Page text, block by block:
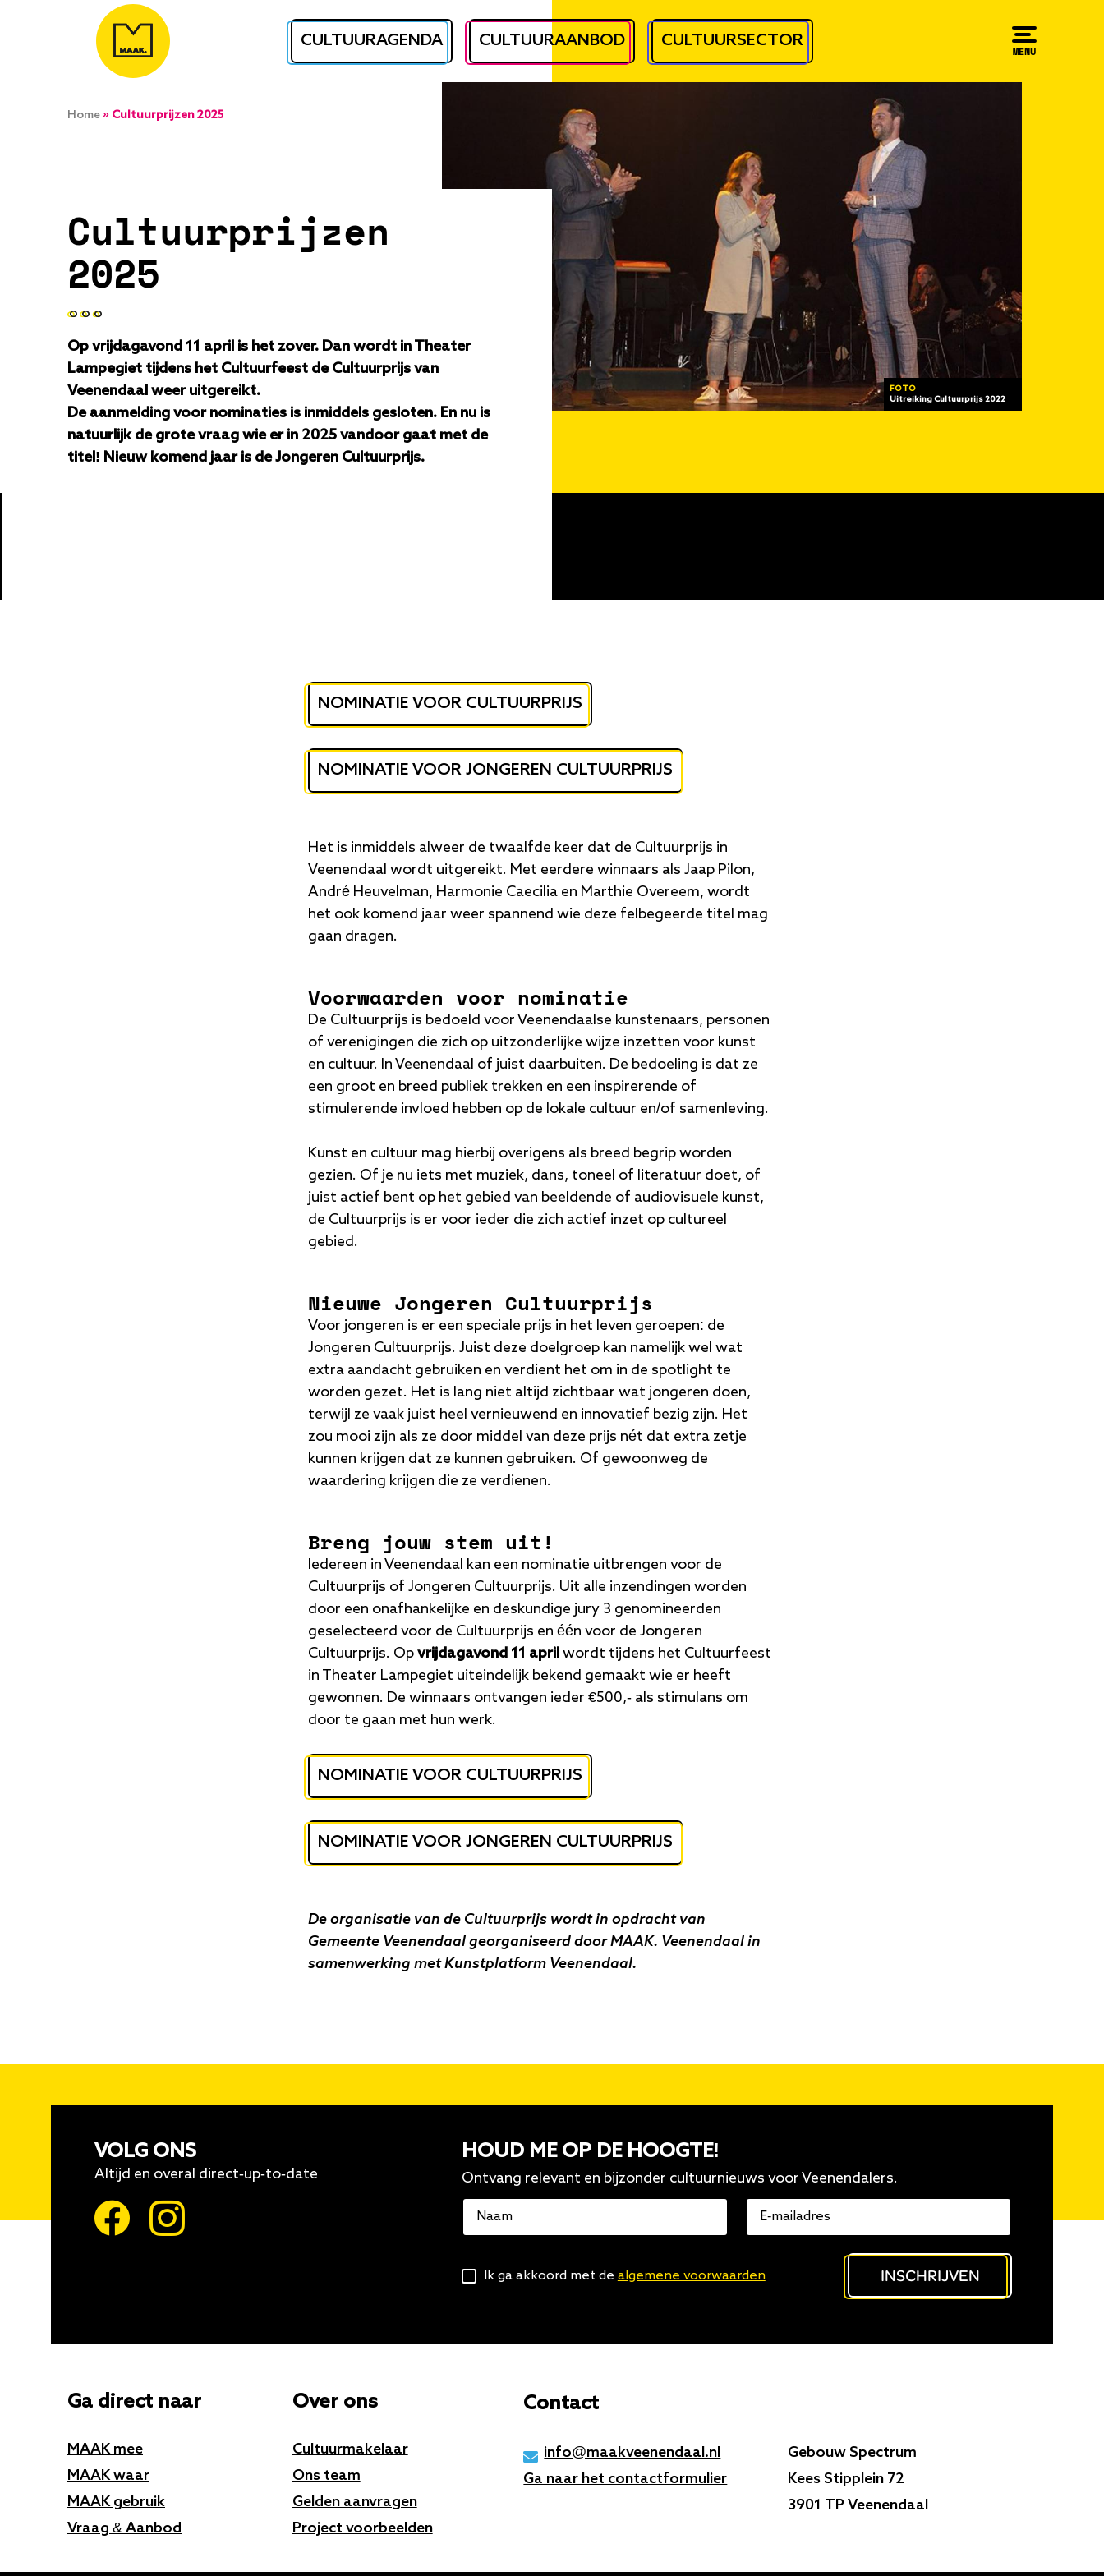
CULTUURAGENDA CULTUURAANBOD CULTUURSECTOR
MENU
FOTO
Uitreiking Cultuurprijs 2022
Cultuurprijzen
2025
Op vrijdagavond 11 april is het zover. Dan wordt in Theater
Lampegiet tijdens het Cultuurfeest de Cultuurprijs van
Veenendaal weer uitgereikt.
De aanmelding voor nominaties is inmiddels gesloten. En nu is
natuurlijk de grote vraag wie er in 2025 vandoor gaat met de
titel! Nieuw komend jaar is deJongeren Cultuurprijs.
Kruimelpad
Home Cultuurprijzen 2025
NOMINATIE VOOR CULTUURPRIJS
NOMINATIE VOOR JONGEREN CULTUURPRIJS
Het is inmiddels alweer de twaalfde keer dat de Cultuurprijs in
Veenendaal wordt uitgereikt. Met eerdere winnaars als Jaap Pilon,
André Heuvelman, Harmonie Caecilia en Marthie Overeem, wordt
het ook komend jaar weer spannend wie deze felbegeerde titel mag
gaan dragen.
Voorwaarden voor nominatie
De Cultuurprijs is bedoeld voor Veenendaalse kunstenaars, personen
of verenigingen die zich op uitzonderlijke wijze inzetten voor kunst
en cultuur. In Veenendaal of juist daarbuiten. De bedoeling is dat ze
een groot en breed publiek trekken en een inspirerende of
stimulerende invloed hebben op de lokale cultuur en/of samenleving.
Kunst en cultuur mag hierbij overigens als breed begrip worden
gezien. Of je nu iets met muziek, dans, toneel of literatuur doet, of
juist actief bent op het gebied van beeldende of audiovisuele kunst,
de Cultuurprijs is er voor ieder die zich actief inzet op cultureel
gebied.
Nieuwe Jongeren Cultuurprijs
Voor jongeren is er een speciale prijs in het leven geroepen: de
Jongeren Cultuurprijs. Juist deze doelgroep kan namelijk wel wat
extra aandacht gebruiken en verdient het om in de spotlight te
worden gezet. Het is lang niet altijd zichtbaar wat jongeren doen,
terwijl ze vaak juist heel vernieuwend en innovatief bezig zijn. Het
zou mooi zijn als ze door middel van deze prijs nét dat extra zetje
kunnen krijgen dat ze kunnen gebruiken. Of gewoonweg de
waardering krijgen die ze verdienen.
Breng jouw stem uit!
Iedereen in Veenendaal kan een nominatie uitbrengen voor de
Cultuurprijs of Jongeren Cultuurprijs. Uit alle inzendingen worden
door een onafhankelijke en deskundige jury 3 genomineerden
geselecteerd voor de Cultuurprijs en één voor de Jongeren
Cultuurprijs. Op vrijdagavond 11 april wordt tijdens het Cultuurfeest
in Theater Lampegiet uiteindelijk bekend gemaakt wie er heeft
gewonnen. De winnaars ontvangen ieder €500,- als stimulans om
door te gaan met hun werk.
NOMINATIE VOOR CULTUURPRIJS
NOMINATIE VOOR JONGEREN CULTUURPRIJS
De organisatie van de Cultuurprijs wordt in opdracht van
Gemeente Veenendaal georganiseerd door MAAK. Veenendaal in
samenwerking met Kunstplatform Veenendaal.
VOLG ONS
Altijd en overal direct-up-to-date
HOUD ME OP DE HOOGTE!
Ontvang relevant en bijzonder cultuurnieuws voor Veenendalers.
Naam
mailadres
Algemene
Ik ga akkoord met de algemene voorwaarden INSCHRIJVEN
Ga direct naar
MAAK mee
MAAK waar
MAAK gebruik
Vraag & Aanbod
Over ons
Cultuurmakelaar
Ons team
Gelden aanvragen
Project voorbeelden
Contact
info@maakveenendaal.nl
Ga naar het contactformulier
Gebouw Spectrum
Kees Stipplein 72
3901 TP Veenendaal